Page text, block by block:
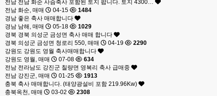
전남 전남 화순 사슴축사 포함된 토지 팝니다. 토지 4300…
전남 화순, 매매
04-15
1484
경남 좋은 축사 매매합니다
경남 남해, 매매
05-18
1029
경북 경북 의성군 금성면 축사 매매 합니다
경북 의성군 금성면 청로리 550, 매매
04-19
2290
강원도 강원도 영월 축사매매합니다
강원도 영월, 매매
07-08
634
전남 전라남도 강진군 칠량면 영복리 축사 급매중
전남 강진군, 매매
01-25
1913
충북 축사 매매합니다. (태양광설비 포함 219.96Kw)
충북옥천, 매매
03-02
2308